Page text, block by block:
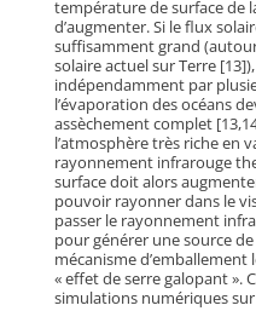
température de surface de
d’augmenter. Si le flux
suffisamment grand
solaire actuel sur Terre
indépendamment par
l’évaporation des océans
assèchement complet
l’atmosphère très riche en
rayonnement infrarouge
surface doit alors
pouvoir rayonner dans le
passer le rayonnement
pour générer une source
mécanisme d’emballement
« effet de serre galopant ».
simulations numériques